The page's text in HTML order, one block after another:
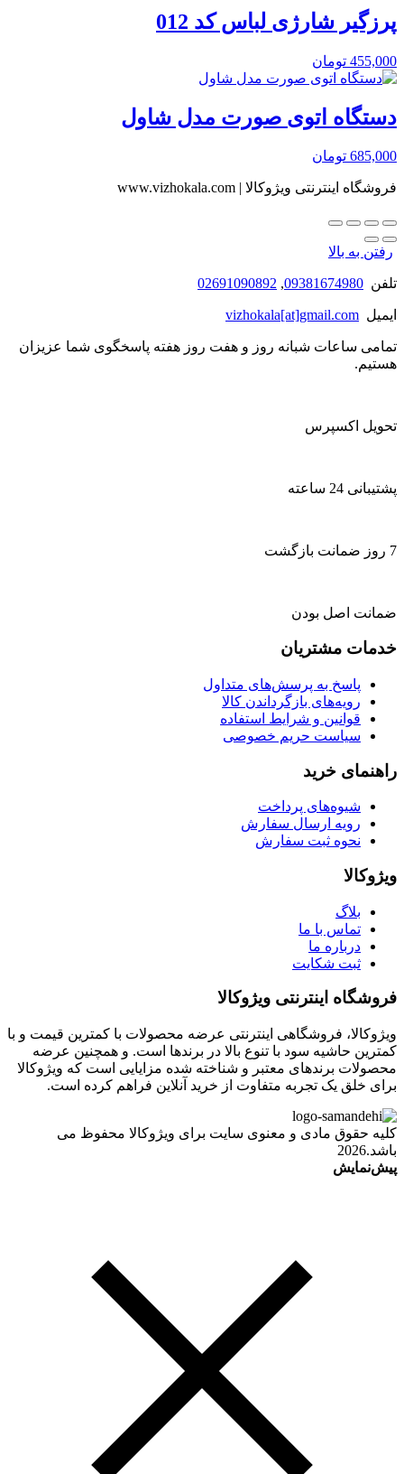
پرزگیر شارژی لباس کد 012
455,000 تومان
دستگاه اتوی صورت مدل شاول
685,000 تومان
فروشگاه اینترنتی ویژوکالا | www.vizhokala.com
رفتن به بالا
تلفن 09381674980
,
02691090892
ایمیل vizhokala[at]gmail.com
تمامی ساعات شبانه روز و هفت روز هفته پاسخگوی شما عزیزان
هستیم.
تحویل اکسپرس
پشتیبانی 24 ساعته
7 روز ضمانت بازگشت
ضمانت اصل بودن
خدمات مشتریان
پاسخ به پرسش‌های متداول
رویه‌های بازگرداندن کالا
قوانین و شرایط استفاده
سیاست حریم خصوصی
راهنمای خرید
شیوه‌های پرداخت
رویه ارسال سفارش
نحوه ثبت سفارش
ویژوکالا
بلاگ
تماس با ما
درباره ما
ثبت شکایت
فروشگاه اینترنتی ویژوکالا
ویژوکالا، فروشگاهی اینترنتی عرضه محصولات با کمترین قیمت و با
کمترین حاشیه سود با تنوع بالا در برندها است. و همچنین عرضه
محصولات برندهای معتبر و شناخته شده مزایایی است که ویژوکالا
برای خلق یک تجربه متفاوت از خرید آنلاین فراهم کرده است.
کلیه حقوق مادی و معنوی سایت برای ویژوکالا محفوظ می
باشد.2026
پیش‌نمایش